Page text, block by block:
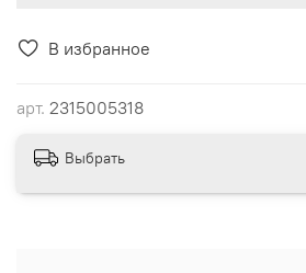
В избранное
арт. 2315005318
Выбрать